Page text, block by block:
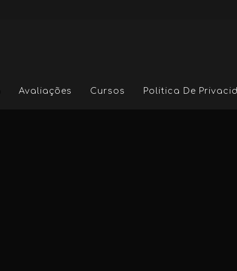
Avaliações Cursos Politica De